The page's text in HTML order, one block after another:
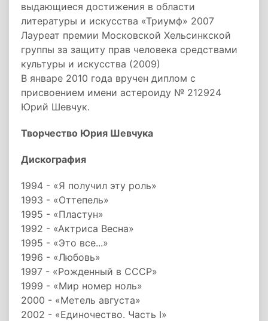
выдающиеся достижения в области
литературы и искусства «Триумф» 2007
Лауреат премии Московской Хельсинкской
группы за защиту прав человека средствами
культуры и искусства (2009)
В январе 2010 года вручен диплом с
присвоением имени астероиду № 212924
Юрий Шевчук.
Творчество Юрия Шевчука
Дискография
1994 - «Я получил эту роль»
1993 - «Оттепель»
1995 - «Пластун»
1992 - «Актриса Весна»
1995 - «Это все...»
1996 - «Любовь»
1997 - «Рожденный в СССР»
1999 - «Мир номер ноль»
2000 - «Метель августа»
2002 - «Единочество. Часть I»